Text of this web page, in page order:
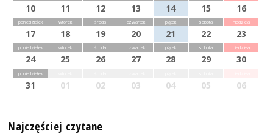
10 11 12 13 14 15 16
poniedziałek
17
wtorek
18
środa
19
czwartek
20
piątek
21
sobota
22
niedziela
23
poniedziałek
24
wtorek
25
środa
26
czwartek
27
piątek
28
sobota
29
niedziela
30
poniedziałek
31 01 02 03 04 05 06
Najczęściej czytane